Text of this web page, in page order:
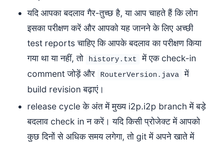
यदि आपका बदलाव गैर-तुच्छ है, या आप चाहते हैं कि लोग
इसका परीक्षण करें और आपको यह जानने के लिए अच्छी
test reports चाहिए कि आपके बदलाव का परीक्षण किया
गया था या नहीं, तो
history.txt
में एक check-in
comment जोड़ें और
RouterVersion.java में
build revision बढ़ाएं।
release cycle के अंत में मुख्य i2p.i2p branch में बड़े
बदलाव check in न करें। यदि किसी प्रोजेक्ट में आपको
कुछ दिनों से अधिक समय लगेगा, तो git में अपने खाते में